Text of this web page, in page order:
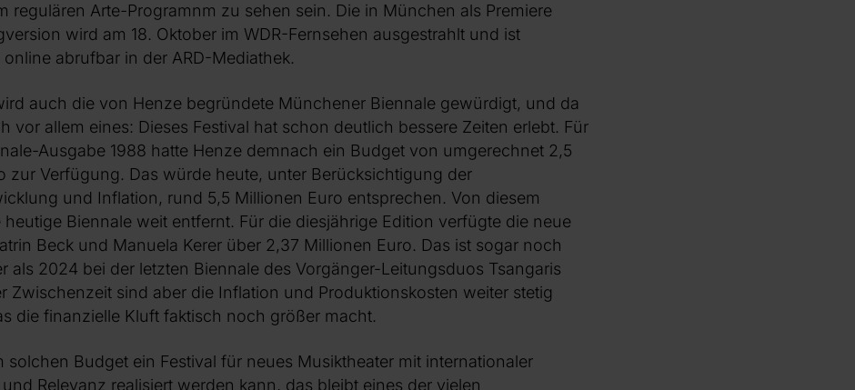
regulären Arte-Programnm zu sehen sein. Die in München als Premiere
wird am 18. Oktober im WDR-Fernsehen ausgestrahlt und ist
abrufbar in der ARD-Mediathek.
auch die von Henze begründete Münchener Biennale gewürdigt, und da
vor allem eines: Dieses Festival hat schon deutlich bessere Zeiten erlebt. Für
Ausgabe 1988 hatte Henze demnach ein Budget von umgerechnet 2,5
zur Verfügung. Das würde heute, unter Berücksichtigung der
und Inflation, rund 5,5 Millionen Euro entsprechen. Von diesem
heutige Biennale weit entfernt. Für die diesjährige Edition verfügte die neue
Beck und Manuela Kerer über 2,37 Millionen Euro. Das ist sogar noch
als 2024 bei der letzten Biennale des Vorgänger-Leitungsduos Tsangaris
Zwischenzeit sind aber die Inflation und Produktionskosten weiter stetig
die finanzielle Kluft faktisch noch größer macht.
solchen Budget ein Festival für neues Musiktheater mit internationaler
Relevanz realisiert werden kann, das bleibt eines der vielen